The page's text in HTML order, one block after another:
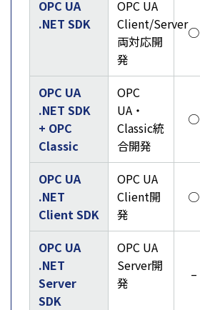
OPC UA
.NET SDK
OPC UA
Client/Server
両対応開
発
○
OPC UA
.NET SDK
+ OPC
Classic
OPC
UA・
Classic統
合開発
○
OPC UA
.NET
Client SDK
OPC UA
Client開
発
○
OPC UA
.NET
Server
SDK
OPC UA
Server開
発
–